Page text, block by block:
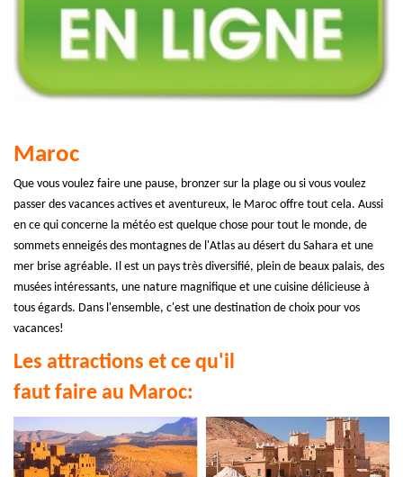
Maroc
Que vous voulez faire une pause, bronzer sur la plage ou si vous voulez
passer des vacances actives et aventureux, le Maroc offre tout cela. Aussi
en ce qui concerne la météo est quelque chose pour tout le monde, de
sommets enneigés des montagnes de l'Atlas au désert du Sahara et une
mer brise agréable. Il est un pays très diversifié, plein de beaux palais, des
musées intéressants, une nature magnifique et une cuisine délicieuse à
tous égards. Dans l'ensemble, c'est une destination de choix pour vos
vacances!
Les attractions et ce qu'il
faut faire au Maroc: